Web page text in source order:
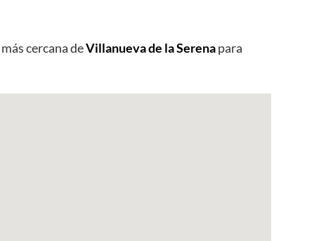
más cercana deVillanueva de la Serenapara